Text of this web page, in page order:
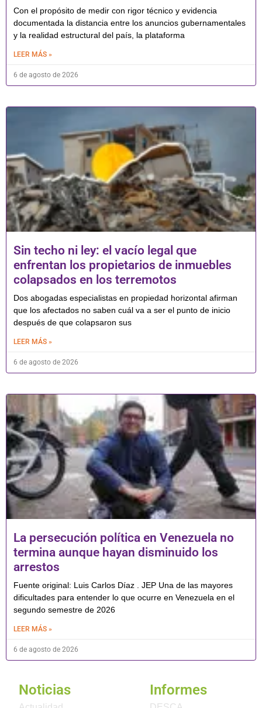
Con el propósito de medir con rigor técnico y evidencia
documentada la distancia entre los anuncios gubernamentales
y la realidad estructural del país, la plataforma
LEER MÁS »
6 de agosto de 2026
Sin techo ni ley: el vacío legal que
enfrentan los propietarios de inmuebles
colapsados en los terremotos
Dos abogadas especialistas en propiedad horizontal afirman
que los afectados no saben cuál va a ser el punto de inicio
después de que colapsaron sus
LEER MÁS »
6 de agosto de 2026
La persecución política en Venezuela no
termina aunque hayan disminuido los
arrestos
Fuente original: Luis Carlos Díaz . JEP Una de las mayores
dificultades para entender lo que ocurre en Venezuela en el
segundo semestre de 2026
LEER MÁS »
6 de agosto de 2026
Noticias Informes